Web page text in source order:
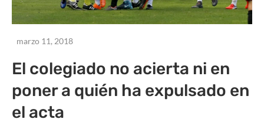
marzo 11, 2018
El colegiado no acierta ni en
poner a quién ha expulsado en
el acta